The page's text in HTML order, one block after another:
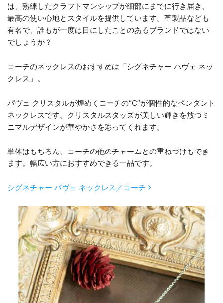
は、熟練したクラフトマンシップが細部にまでに行き届き、
最高の使い心地とスタイルを提供しています。革製品なども
有名で、誰もが一度は目にしたことのあるブランドではない
でしょうか？
コーチのネックレスのおすすめは「シグネチャー パヴェ ネッ
クレス」。
パヴェ クリスタルが煌めくコーチの“C”が個性的なペンダント
ネックレスです。クリスタルスタッズが美しい輝きを放つミ
ニマルデザインが華やかさを彩ってくれます。
単体はもちろん、コーチの他のチャームとの重ねづけもでき
ます。幅広い方におすすめできる一品です。
シグネチャー パヴェ ネックレス／コーチ